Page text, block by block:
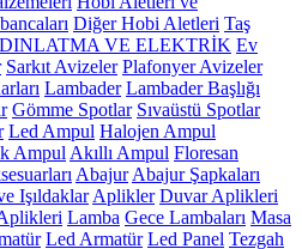
Diğer Hobi Aletleri Taş
VE ELEKTRİK Ev
Sarkıt Avizeler Plafonyer Avizeler
Lambader Lambader Başlığı
Gömme Spotlar Sıvaüstü Spotlar
Led Ampul Halojen Ampul
Ampul Akıllı Ampul Floresan
Abajur Abajur Şapkaları
Işıldaklar Aplikler Duvar Aplikleri
Lamba Gece Lambaları Masa
Led Armatür Led Panel Tezgah